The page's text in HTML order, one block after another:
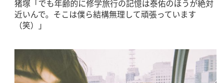
猪塚「でも年齢的に修学旅行の記憶は泰佑のほうが絶対
近いんで。そこは僕ら結構無理して頑張っています
（笑）」